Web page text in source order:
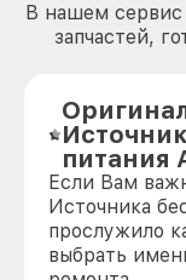
В нашем сервис
запчастей,
питания
Если Вам
Источника
прослужило
выбрать